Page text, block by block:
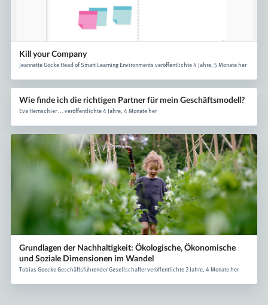
Kill your Company
Jeannette Göcke Head of Smart Learning Environments veröffentlichte 4 Jahre, 5 Monate her
Wie finde ich die richtigen Partner für mein Geschäftsmodell?
Eva Hernschier ... veröffentlichte 4 Jahre, 4 Monate her
Grundlagen der Nachhaltigkeit: Ökologische, Ökonomische
und Soziale Dimensionen im Wandel
Tobias Goecke Geschäftsführender Gesellschafter veröffentlichte 2 Jahre, 4 Monate her